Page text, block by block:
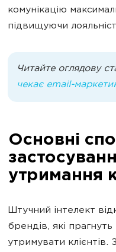
комунікацію
підвищуючи
Читайте оглядову
чекає email-
Основні
утримання
Штучний інтелект
брендів, які
утримувати